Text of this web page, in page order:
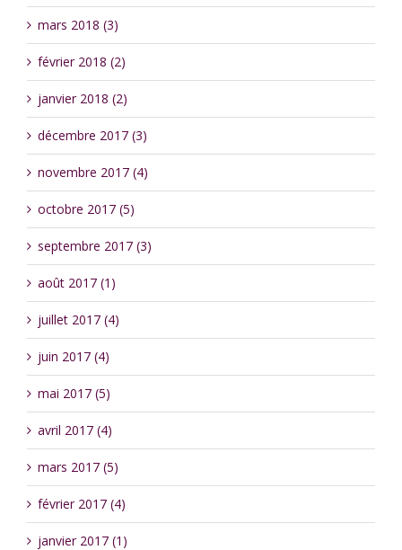
mars 2018 (3)
février 2018 (2)
janvier 2018 (2)
décembre 2017 (3)
novembre 2017 (4)
octobre 2017 (5)
septembre 2017 (3)
août 2017 (1)
juillet 2017 (4)
juin 2017 (4)
mai 2017 (5)
avril 2017 (4)
mars 2017 (5)
février 2017 (4)
janvier 2017 (1)